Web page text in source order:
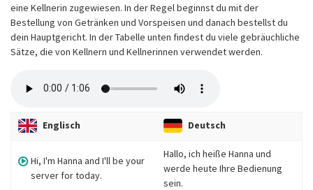
eine Kellnerin zugewiesen. In der Regel beginnst du mit der
Bestellung von Getränken und Vorspeisen und danach bestellst du
dein Hauptgericht. In der Tabelle unten findest du viele gebräuchliche
Sätze, die von Kellnern und Kellnerinnen verwendet werden.
Englisch Deutsch
Hi, I'm Hanna and I'll be your
server for today.
Hallo, ich heiße Hanna und
werde heute Ihre Bedienung
sein.